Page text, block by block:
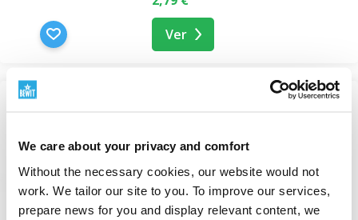
We care about your privacy and comfort
Without the necessary cookies, our website would not
work. We tailor our site to you. To improve our services,
prepare news for you and display relevant content, we
con tapa de rosca
Desinfecte el recipiente antes del primer uso. No
Manténgase fuera del alcance de los niños. Los frascos
corrosivas o productos químicos altamente volátiles.
Ver
NOVEDAD
Frascos
En stock
1,01 €